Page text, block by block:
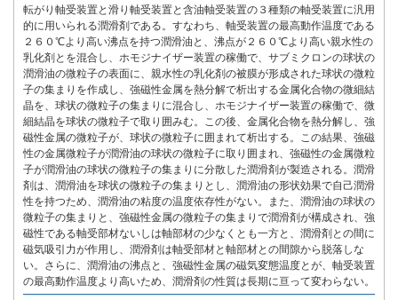
転がり軸受装置と滑り軸受装置と含油軸受装置の３種類の軸受装置に汎用
的に用いられる潤滑剤である。すなわち、軸受装置の最高動作温度である
２６０℃より高い沸点を持つ潤滑油と、沸点が２６０℃より高い親水性の
乳化剤とを混合し、ホモジナイザー装置の稼働で、サブミクロンの球状の
潤滑油の微粒子の表面に、親水性の乳化剤の被膜が形成された球状の微粒
子の集まりを作成し、強磁性金属を熱分解で析出する金属化合物の微細結
晶を、球状の微粒子の集まりに混合し、ホモジナイザー装置の稼働で、微
細結晶を球状の微粒子で取り囲みむ。この後、金属化合物を熱分解し、強
磁性金属の微粒子が、球状の微粒子に囲まれて析出する。この結果、強磁
性の金属微粒子が潤滑油の球状の微粒子に取り囲まれ、強磁性の金属微粒
子が潤滑油の球状の微粒子の集まりに分散した潤滑剤が製造される。潤滑
剤は、潤滑油を球状の微粒子の集まりとし、潤滑油の形状効果で自己潤滑
性を持つため、潤滑油の粘度の温度依存性がない。また、潤滑油の球状の
微粒子の集まりと、強磁性金属の微粒子の集まりで潤滑剤が構成され、強
磁性である軸受部材ないしは軸部材の少なくとも一方と、潤滑剤との間に
磁気吸引力が作用し、潤滑剤は軸受部材と軸部材との間隙から脱落しな
い。さらに、潤滑油の沸点と、強磁性金属の磁気変態温度とが、軸受装置
の最高動作温度より高いため、潤滑剤の性質は長期に亘って変わらない。